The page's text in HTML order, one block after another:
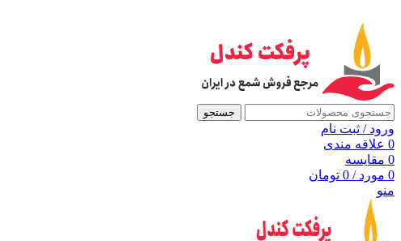
جستجو
ورود / ثبت نام
0 علاقه مندی
0 مقايسه
0 مورد /
0 تومان
منو